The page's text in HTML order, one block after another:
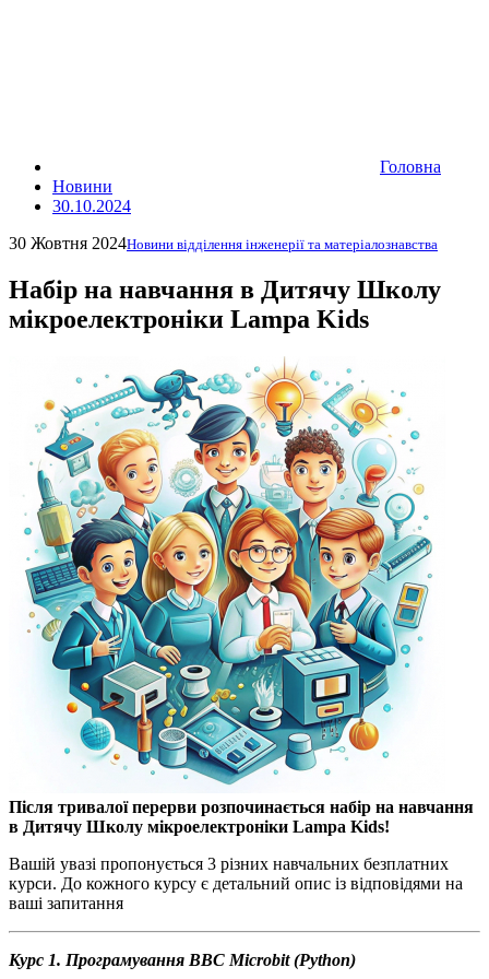
Головна
Новини
30.10.2024
30 Жовтня 2024Новини відділення інженерії та матеріалознавства
Набір на навчання в Дитячу Школу
мікроелектроніки Lampa Kids
Після тривалої перерви розпочинається набір на навчання
в Дитячу Школу мікроелектроніки Lampa Kids!
Вашій увазі пропонується 3 різних навчальних безплатних
курси. До кожного курсу є детальний опис із відповідями на
ваші запитання
Курс 1. Програмування BBC Microbit(Python)